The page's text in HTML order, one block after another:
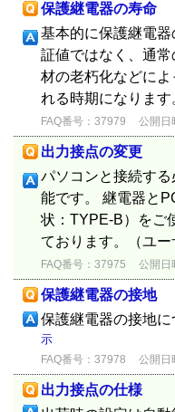
保護継電器の寿命
基本的に保護継電
証値ではなく、通
材の老朽化などに
れる時期になりま
FAQ番号：37979 公開日
出力接点の変更
パソコンと接続す
能です。 継電器と
状：TYPE-B）をご
ております。（ユ
FAQ番号：37975 公開日
保護継電器の接地
保護継電器の接地
示
FAQ番号：37978 公開日
出力接点の仕様